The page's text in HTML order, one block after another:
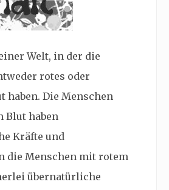
Welt, in der die
rotes oder
haben. Die Menschen
Blut haben
Kräfte und
die Menschen mit rotem
übernatürliche